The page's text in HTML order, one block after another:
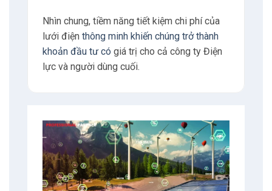
Nhìn chung, tiềm năng tiết kiệm chi phí của
lưới điện thông minh khiến chúng trở thành
khoản đầu tư có giá trị cho cả công ty Điện
lực và người dùng cuối.